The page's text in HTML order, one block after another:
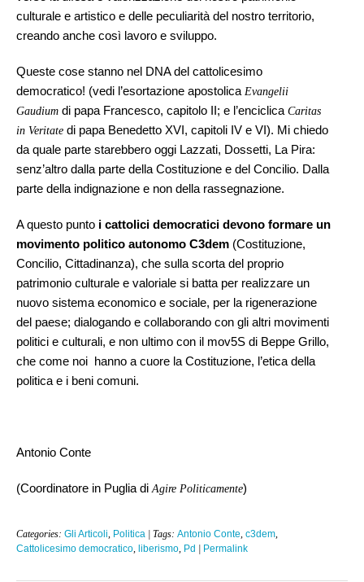
culturale e artistico e delle peculiarità del nostro territorio,
creando anche così lavoro e sviluppo.
Queste cose stanno nel DNA del cattolicesimo
democratico! (vedi l’esortazione apostolica Evangelii
Gaudium di papa Francesco, capitolo II; e l’enciclica Caritas
in Veritate di papa Benedetto XVI, capitoli IV e VI). Mi chiedo
da quale parte starebbero oggi Lazzati, Dossetti, La Pira:
senz’altro dalla parte della Costituzione e del Concilio. Dalla
parte della indignazione e non della rassegnazione.
A questo punto i cattolici democratici devono formare un
movimento politico autonomo C3dem (Costituzione,
Concilio, Cittadinanza), che sulla scorta del proprio
patrimonio culturale e valoriale si batta per realizzare un
nuovo sistema economico e sociale, per la rigenerazione
del paese; dialogando e collaborando con gli altri movimenti
politici e culturali, e non ultimo con il mov5S di Beppe Grillo,
che come noi hanno a cuore la Costituzione, l’etica della
politica e i beni comuni.
Antonio Conte
(Coordinatore in Puglia di Agire Politicamente)
Categories: Gli Articoli Politica | Tags: Antonio Conte c3dem
Cattolicesimo democratico liberismo Pd | Permalink